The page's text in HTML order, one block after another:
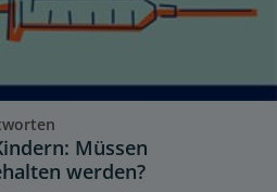
Müssen
werden?